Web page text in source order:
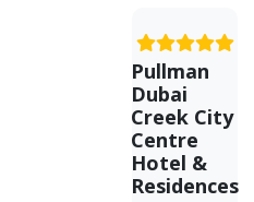
Pullman
Dubai
Creek City
Centre
Hotel &
Residences